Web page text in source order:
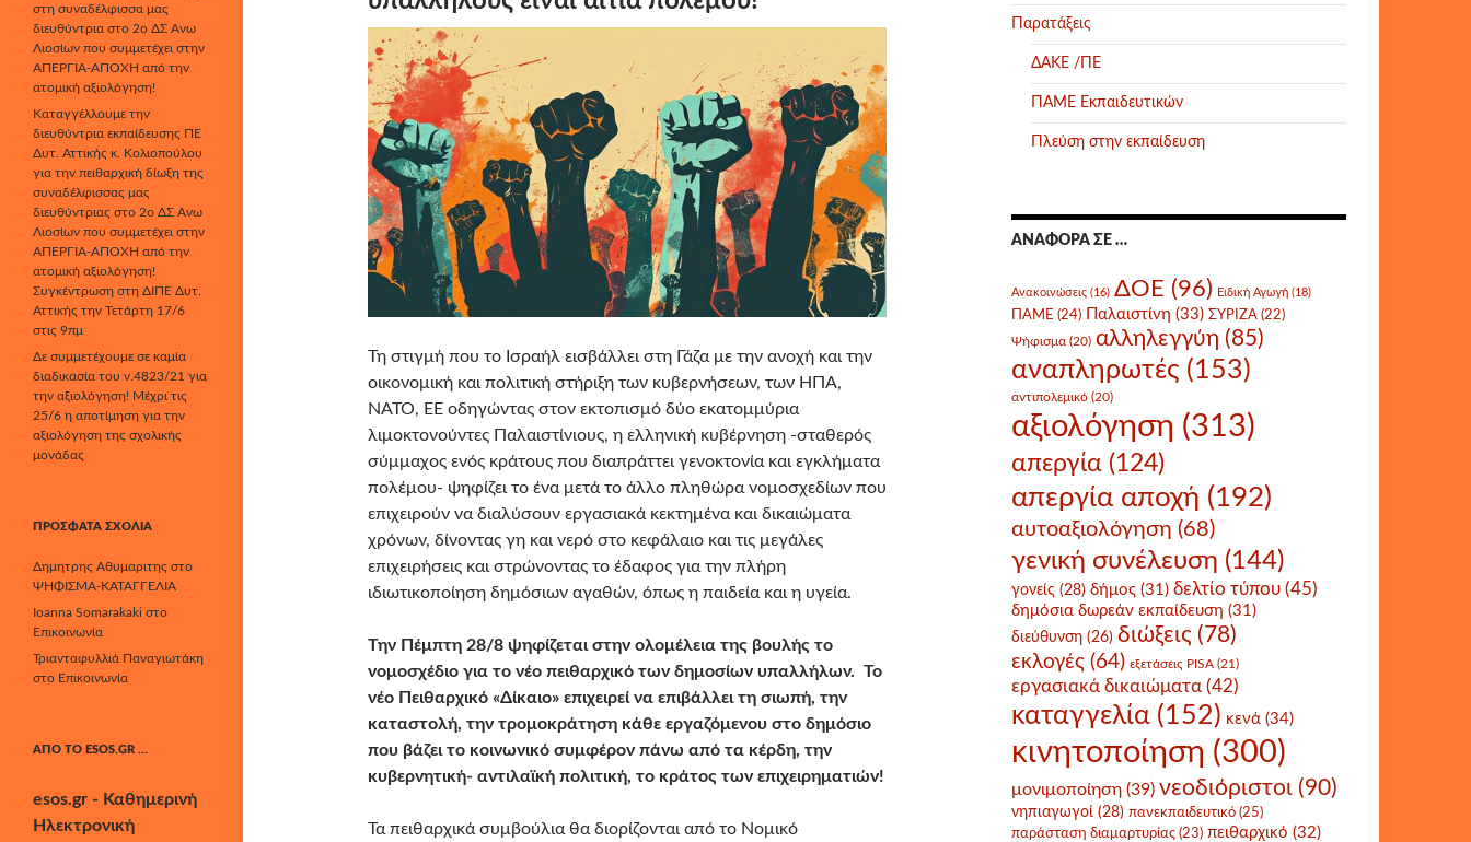
Τη στιγμή που το Ισραήλ εισβάλλει στη Γάζα με την ανοχή και την
οικονομική και πολιτική στήριξη των κυβερνήσεων, των ΗΠΑ,
ΝΑΤΟ, ΕΕ οδηγώντας στον εκτοπισμό δύο εκατομμύρια
λιμοκτονούντες Παλαιστίνιους, η ελληνική κυβέρνηση -σταθερός
σύμμαχος ενός κράτους που διαπράττει γενοκτονία και εγκλήματα
πολέμου- ψηφίζει το ένα μετά το άλλο πληθώρα νομοσχεδίων που
επιχειρούν να διαλύσουν εργασιακά κεκτημένα και δικαιώματα
χρόνων, δίνοντας γη και νερό στο κεφάλαιο και τις μεγάλες
επιχειρήσεις και στρώνοντας το έδαφος για την πλήρη
ιδιωτικοποίηση δημόσιων αγαθών, όπως η παιδεία και η υγεία.
Την Πέμπτη 28/8 ψηφίζεται στην ολομέλεια της βουλής το
νομοσχέδιο για το νέο πειθαρχικό των δημοσίων υπαλλήλων. Το
νέο Πειθαρχικό «Δίκαιο» επιχειρεί να επιβάλλει τη σιωπή, την
καταστολή, την τρομοκράτηση κάθε εργαζόμενου στο δημόσιο
που βάζει το κοινωνικό συμφέρον πάνω από τα κέρδη, την
κυβερνητική- αντιλαϊκή πολιτική, το κράτος των επιχειρηματιών!
Τα πειθαρχικά συμβούλια θα διορίζονται από το Νομικό
Παρατάξεις
ΔΑΚΕ /ΠΕ
ΠΑΜΕ Εκπαιδευτικών
Πλεύση στην εκπαίδευση
ΑΝΑΦΟΡΆ ΣΕ …
Ανακοινώσεις (16) ΔΟΕ (96) Ειδική Αγωγή (18)
ΠΑΜΕ (24) Παλαιστίνη (33) ΣΥΡΙΖΑ (22)
Ψήφισμα (20) αλληλεγγύη (85)
αναπληρωτές (153)
αντιπολεμικό (20)
αξιολόγηση (313)
απεργία (124)
απεργία αποχή (192)
αυτοαξιολόγηση (68)
γενική συνέλευση (144)
γονείς (28) δήμος (31) δελτίο τύπου (45)
δημόσια δωρεάν εκπαίδευση (31)
διεύθυνση (26) διώξεις (78)
εκλογές (64) εξετάσεις PISA (21)
εργασιακά δικαιώματα (42)
καταγγελία (152) κενά (34)
κινητοποίηση (300)
μονιμοποίηση (39) νεοδιόριστοι (90)
νηπιαγωγοί (28) πανεκπαιδευτικό (25)
παράσταση διαμαρτυρίας (23) πειθαρχικό (32)
στη συναδέλφισσα μας
διευθύντρια στο 2ο ΔΣ Άνω
Λιοσίων που συμμετέχει στην
ΑΠΕΡΓΙΑ-ΑΠΟΧΗ από την
ατομική αξιολόγηση!
Καταγγέλλουμε την
διευθύντρια εκπαίδευσης ΠΕ
Δυτ. Αττικής κ. Κολιοπούλου
για την πειθαρχική δίωξη της
συναδέλφισσας μας
διευθύντριας στο 2ο ΔΣ Άνω
Λιοσίων που συμμετέχει στην
ΑΠΕΡΓΙΑ-ΑΠΟΧΗ από την
ατομική αξιολόγηση!
Συγκέντρωση στη ΔΙΠΕ Δυτ.
Αττικής την Τετάρτη 17/6
στις 9πμ
Δε συμμετέχουμε σε καμία
διαδικασία του ν.4823/21 για
την αξιολόγηση! Μέχρι τις
25/6 η αποτίμηση για την
αξιολόγηση της σχολικής
μονάδας
ΠΡΌΣΦΑΤΑ ΣΧΌΛΙΑ
Δημητρης Αθυμαριτης στο
ΨΗΦΙΣΜΑ-ΚΑΤΑΓΓΕΛΙΑ
Ioanna Somarakaki στο
Επικοινωνία
Τριανταφυλλιά Παναγιωτάκη
στο Επικοινωνία
ΑΠΌ ΤΟ ESOS.GR …
esos.gr - Καθημερινή
Ηλεκτρονική